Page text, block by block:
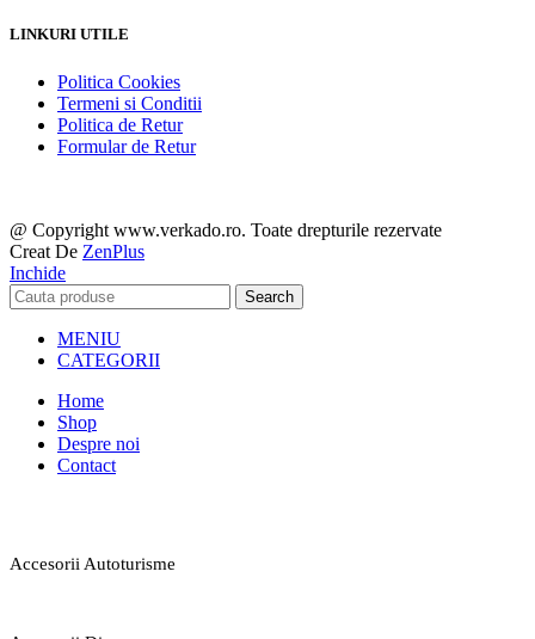
LINKURI UTILE
Politica Cookies
Termeni si Conditii
Politica de Retur
Formular de Retur
@ Copyright www.verkado.ro. Toate drepturile rezervate
Creat De ZenPlus
Inchide
Search
MENIU
CATEGORII
Home
Shop
Despre noi
Contact
Accesorii Autoturisme